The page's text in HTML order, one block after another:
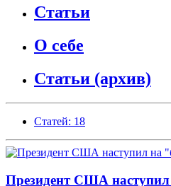
Статьи
О себе
Статьи (архив)
Статей: 18
Президент США